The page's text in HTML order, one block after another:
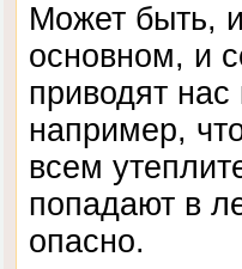
Может быть,
основном, и
приводят
например,
всем
попадают в
опасно.